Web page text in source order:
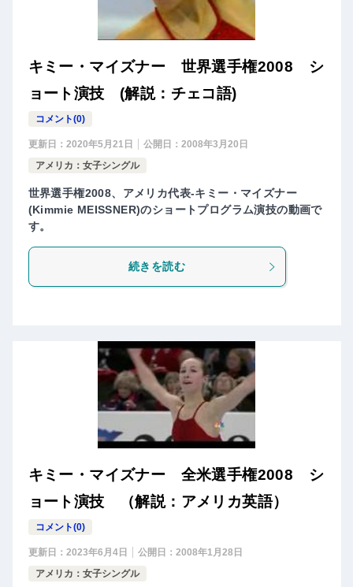
キミー・マイズナー 世界選手権2008 シ
ョート演技 (解説：チェコ語)
コメント(0)
更新日： 2020年5月21日 公開日： 2008年3月20日
アメリカ：女子シングル
世界選手権2008、アメリカ代表-キミー・マイズナー
(Kimmie MEISSNER)のショートプログラム演技の動画で
す。
続きを読む
キミー・マイズナー 全米選手権2008 シ
ョート演技 （解説：アメリカ英語）
コメント(0)
更新日： 2023年6月4日 公開日： 2008年1月28日
アメリカ：女子シングル